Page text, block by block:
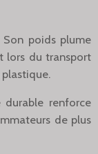
Son poids plume
lors du transport
durable renforce
de plus